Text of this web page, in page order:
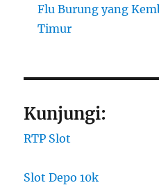
Flu Burung yang
Timur
Kunjungi:
RTP Slot
Slot Depo 10k